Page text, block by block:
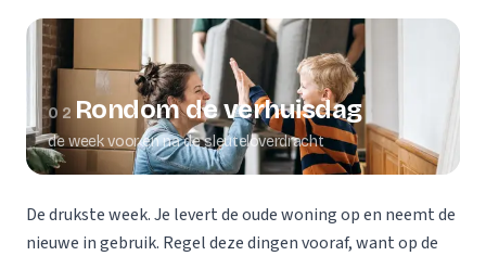
02 Rondom de verhuisdag
de week voor en na de sleuteloverdracht
De drukste week. Je levert de oude woning op en neemt de
nieuwe in gebruik. Regel deze dingen vooraf, want op de